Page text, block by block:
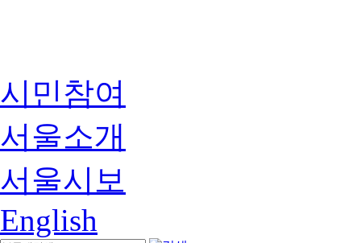
시민참여
서울소개
서울시보
English